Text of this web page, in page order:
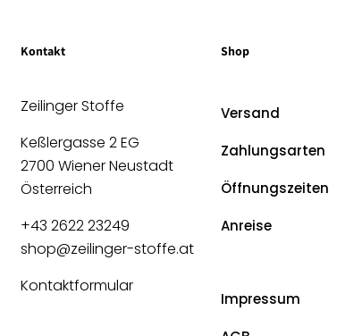
Kontakt
Zeilinger Stoffe
Keßlergasse 2 EG
2700 Wiener Neustadt
Österreich
+43 2622 23249
shop@zeilinger-stoffe.at
Kontaktformular
Shop
Versand
Zahlungsarten
Öffnungszeiten
Anreise
Impressum